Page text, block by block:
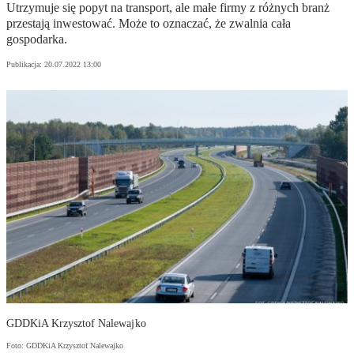
Utrzymuje się popyt na transport, ale małe firmy z różnych branż
przestają inwestować. Może to oznaczać, że zwalnia cała
gospodarka.
Publikacja: 20.07.2022 13:00
GDDKiA Krzysztof Nalewajko
Foto: GDDKiA Krzysztof Nalewajko